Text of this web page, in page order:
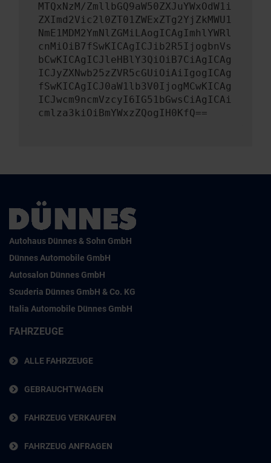
MTQxNzM/ZmllbGQ9aW50ZXJuYWxOdW1i
ZXImd2Vic2l0ZT01ZWExZTg2YjZkMWU1
NmE1MDM2YmNlZGMiLAogICAgImhlYWRl
cnMiOiB7fSwKICAgICJib2R5IjogbnVs
bCwKICAgICJleHBlY3QiOiB7CiAgICAg
ICJyZXNwb25zZVR5cGUiOiAiIgogICAg
fSwKICAgICJ0aW1lb3V0IjogMCwKICAg
ICJwcm9ncmVzcyI6IG51bGwsCiAgICAi
cmlza3kiOiBmYWxzZQogIH0KfQ==
Autohaus Dünnes & Sohn GmbH
Dünnes Automobile GmbH
Autosalon Dünnes GmbH
Scuderia Dünnes GmbH & Co. KG
Italia Automobile Dünnes GmbH
FAHRZEUGE
ALLE FAHRZEUGE
GEBRAUCHTWAGEN
FAHRZEUG VERKAUFEN
FAHRZEUG ANFRAGEN